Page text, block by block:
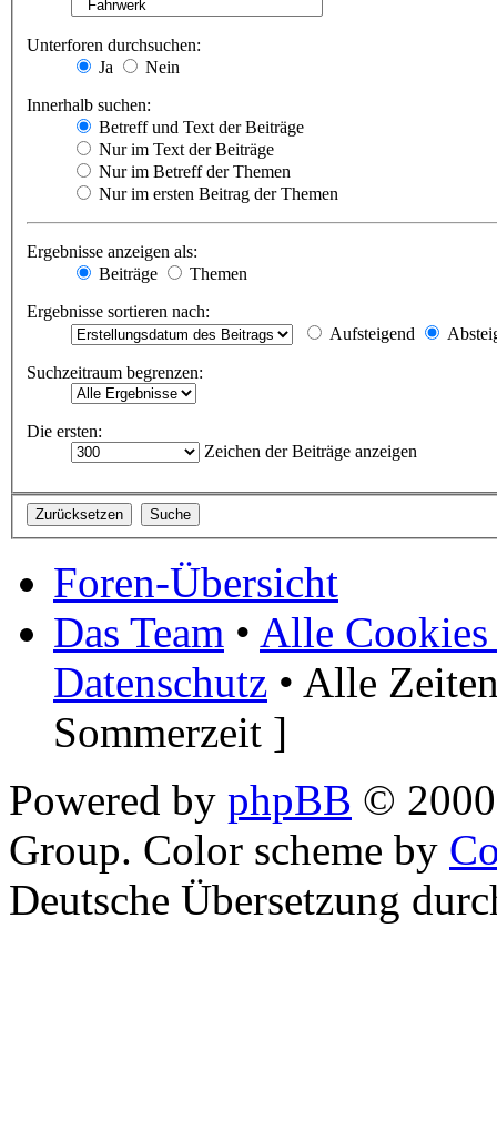
Unterforen durchsuchen:
Ja
Nein
Innerhalb suchen:
Betreff und Text der Beiträge
Nur im Text der Beiträge
Nur im Betreff der Themen
Nur im ersten Beitrag der Themen
Ergebnisse anzeigen als:
Beiträge
Themen
Ergebnisse sortieren nach:
Aufsteigend
Suchzeitraum begrenzen:
Die ersten:
Zeichen der Beiträge anzeigen
Foren-Übersicht
Das Team • Alle Cookies
Datenschutz • Alle
Sommerzeit ]
Powered by phpBB ©
Group. Color scheme by
Deutsche Übersetzung